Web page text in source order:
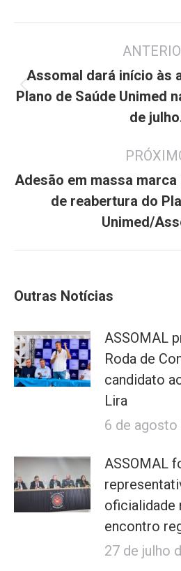
post:
Assomal dará início às
Plano de Saúde Unimed
de
Adesão em massa
de reabertura do
Unimed/
Outras Notícias
ASSOMAL
Roda de
candidato
Lira
6 de agosto
ASSOMAL
oficialidade
encontro
27 de julho